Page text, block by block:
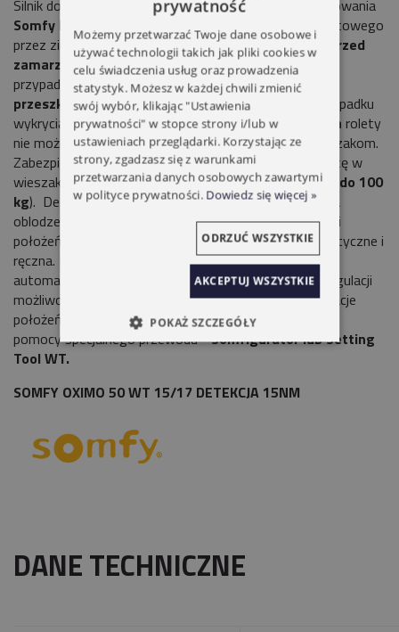
Silnik do rolet z napędem przewodowym system sterowania
Somfy Drive Control'
. Ciągła kontrola momentu obrotowego
przez zintegrowany system elektroniczny.Ochrona przed
zamarzaniemautomatyczne zatrzymanie napędu w
przypadku zamarznięcia lameli.Wykrywanie
przeszkódautomatyczne zatrzymanie napędu w przypadku
wykrycia przeszkody.Odporność na próby włamania rolety
nie można podnieść z zewnątrz dzięki sztywnym wieszakom.
Zabezpieczenie to można wzmocnić wyposażając roletę w
wieszaki antywłamaniowe (odporność na podniesienie
do 100
kg). Detekcja przeszkód podczas zamykania i detekcja
oblodzenia w trybie otwierania. Cztery rodzaje regulacji
położeń krańcowych-automatyczna, dwie półautomatyczne i
ręczna. Dla automatycznych ustawień krańcowych,
automatyczne korekty ich położenia. Dla manualnej regulacji
możliwość przeprowadzenia korekty manualnie. Regulacje
położeń krańcowych muszą być przeprowadzone przy
pomocy specjalnego przewodu -Somfigurator lub Setting
Tool WT.
SOMFY OXIMO 50 WT 15/17 DETEKCJA 15NM
DANE TECHNICZNE
prywatność
Możemy przetwarzać Twoje dane osobowe i
używać technologii takich jak pliki cookies w
celu świadczenia usług oraz prowadzenia
statystyk. Możesz w każdej chwili zmienić
swój wybór, klikając "Ustawienia
prywatności" w stopce strony i/lub w
ustawieniach przeglądarki. Korzystając ze
strony, zgadzasz się z warunkami
przetwarzania danych osobowych zawartymi
w polityce prywatności. Dowiedz się więcej »
AKCEPTUJ WSZYSTKIE
ODRZUĆ WSZYSTKIE
POKAŻ SZCZEGÓŁY